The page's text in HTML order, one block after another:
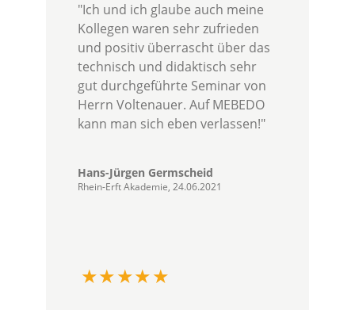
"Ich und ich glaube auch meine
Kollegen waren sehr zufrieden
und positiv überrascht über das
technisch und didaktisch sehr
gut durchgeführte Seminar von
Herrn Voltenauer. Auf MEBEDO
kann man sich eben verlassen!"
Hans-Jürgen Germscheid
Rhein-Erft Akademie, 24.06.2021